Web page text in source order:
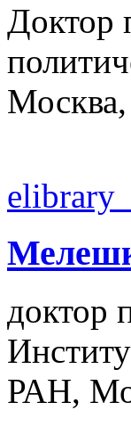
Доктор
доктор
РАН,